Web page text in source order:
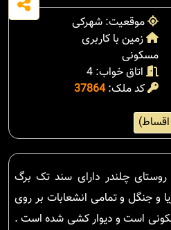
موقعیت: شهرکی
زمین با کاربری
مسکونی
اتاق خواب: 4
کد ملک:37864
چلندر دارای سند تک برگ
و جنگل و تمامی انشعابات بر روی
است و دیوار کشی شده است .